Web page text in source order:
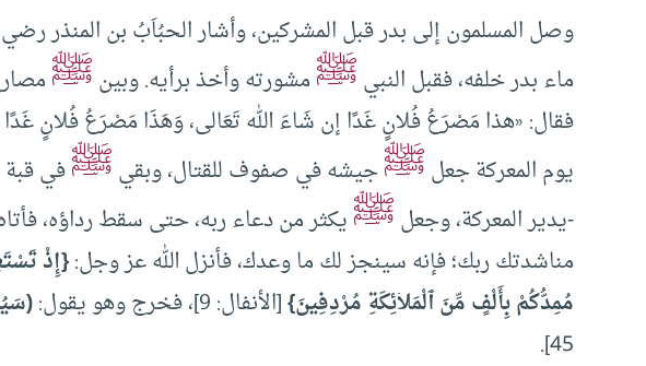
وصل المسلمون إلى بدر قبل المشركين، وأشار الحبُاَبُ بن المنذر رضي
ماء بدر خلفه، فقبل النبيﷺمشورته وأخذ برأيه. وبينﷺ
فقال: «هذا مَصْرَعُ فُلانٍ غَدًا إن شَاءَ الله تَعَالى، وَهَذَا مَصْرَعُ فُلانٍ
يوم المعركة جعلﷺجيشه في صفوف للقتال، وبقيﷺفي
-يدير المعركة، وجعلﷺيكثر من دعاء ربه، حتى سقط رداؤه، فأتاه
مناشدتك ربك؛ فإنه سينجز لك ما وعدك، فأنزل الله عز وجل:{إِذْ
مُمِدُّكُمْ بِأَلْفٍ مِّنَ ٱلْمَلاۤئِكَةِ مُرْدِفِينَ}[الأنفال: 9]، فخرج وهو يقول:
45].